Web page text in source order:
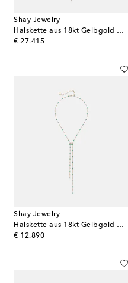
Shay Jewelry
Halskette aus 18kt Gelbgold mit Diamanten
€ 27.415
original price
Shay Jewelry
Halskette aus 18kt Gelbgold mit Diamanten und Smaragden
€ 12.890
original price